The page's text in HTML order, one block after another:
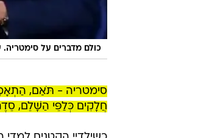
כולם מדברים על סימטריה.
סימטריה - תֹּאַם,
חֲלָקִים כְּלַפֵּי הַשָּׁלֵם, סֵדֶר